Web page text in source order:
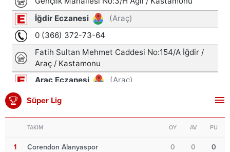
Süper Lig
TAKIM OY AV PU
1 Corendon Alanyaspor 0 0 0